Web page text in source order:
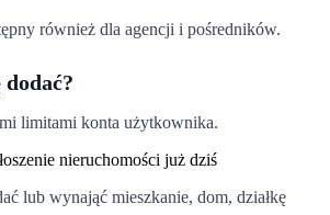
również dla agencji i pośredników.
limitami konta użytkownika.
nieruchomości już dziś
lub wynająć mieszkanie, dom, działkę